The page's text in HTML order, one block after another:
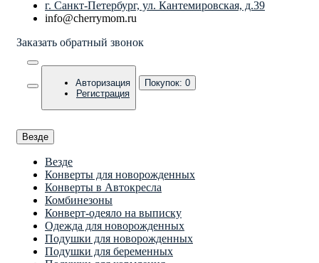
г. Санкт-Петербург, ул. Кантемировская, д.39
info@cherrymom.ru
Заказать обратный звонок
Авторизация
Регистрация
Покупок: 0
Везде
Везде
Конверты для новорожденных
Конверты в Автокресла
Комбинезоны
Конверт-одеяло на выписку
Одежда для новорожденных
Подушки для новорожденных
Подушки для беременных